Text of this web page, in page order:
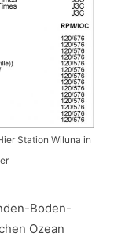
Station Wiluna in
Boden-
Ozean